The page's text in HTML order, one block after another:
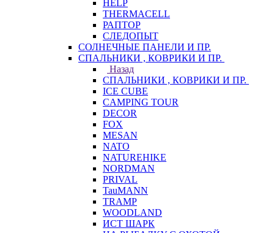
HELP
THERMACELL
РАПТОР
СЛЕДОПЫТ
СОЛНЕЧНЫЕ ПАНЕЛИ И ПР.
СПАЛЬНИКИ , КОВРИКИ И ПР.
Назад
СПАЛЬНИКИ , КОВРИКИ И ПР.
ICE CUBE
CAMPING TOUR
DECOR
FOX
MESAN
NATO
NATUREHIKE
NORDMAN
PRIVAL
TauMANN
TRAMP
WOODLAND
ИСТ ШАРК